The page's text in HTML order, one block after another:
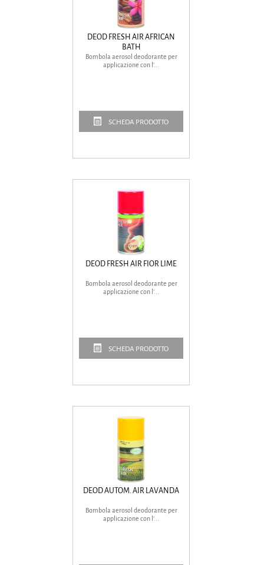
DEOD FRESH AIR AFRICAN
BATH
Bombola aerosol deodorante per
applicazione con l’...
SCHEDA PRODOTTO
DEOD FRESH AIR FIOR LIME
Bombola aerosol deodorante per
applicazione con l’...
SCHEDA PRODOTTO
DEOD AUTOM. AIR LAVANDA
Bombola aerosol deodorante per
applicazione con l’...